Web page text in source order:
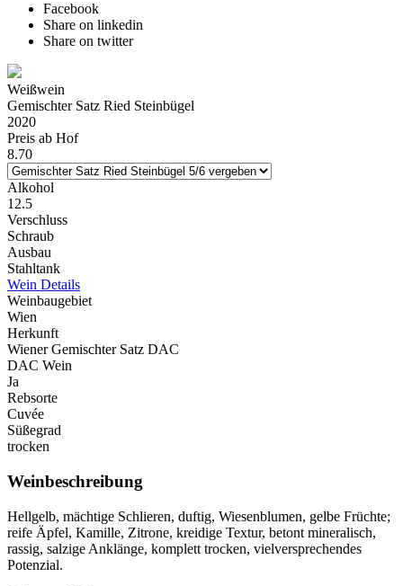
Facebook
Share on linkedin
Share on twitter
Weißwein
Gemischter Satz Ried Steinbügel
2020
Preis ab Hof
8.70
Alkohol
12.5
Verschluss
Schraub
Ausbau
Stahltank
Wein Details
Weinbaugebiet
Wien
Herkunft
Wiener Gemischter Satz DAC
DAC Wein
Ja
Rebsorte
Cuvée
Süßegrad
trocken
Weinbeschreibung
Hellgelb, mächtige Schlieren, duftig, Wiesenblumen, gelbe Früchte;
reife Äpfel, Kamille, Zitrone, kreidige Textur, betont mineralisch,
rassig, salzige Anklänge, komplett trocken, vielversprechendes
Potenzial.